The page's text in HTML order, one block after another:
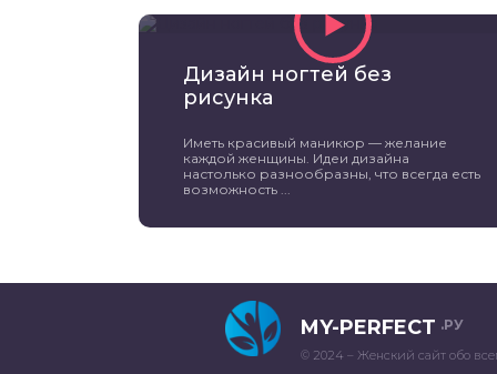
Дизайн ногтей без
рисунка
Иметь красивый маникюр — желание
каждой женщины. Идеи дизайна
настолько разнообразны, что всегда есть
возможность ...
MY-PERFECT .РУ
© 2024 – Женский сайт обо